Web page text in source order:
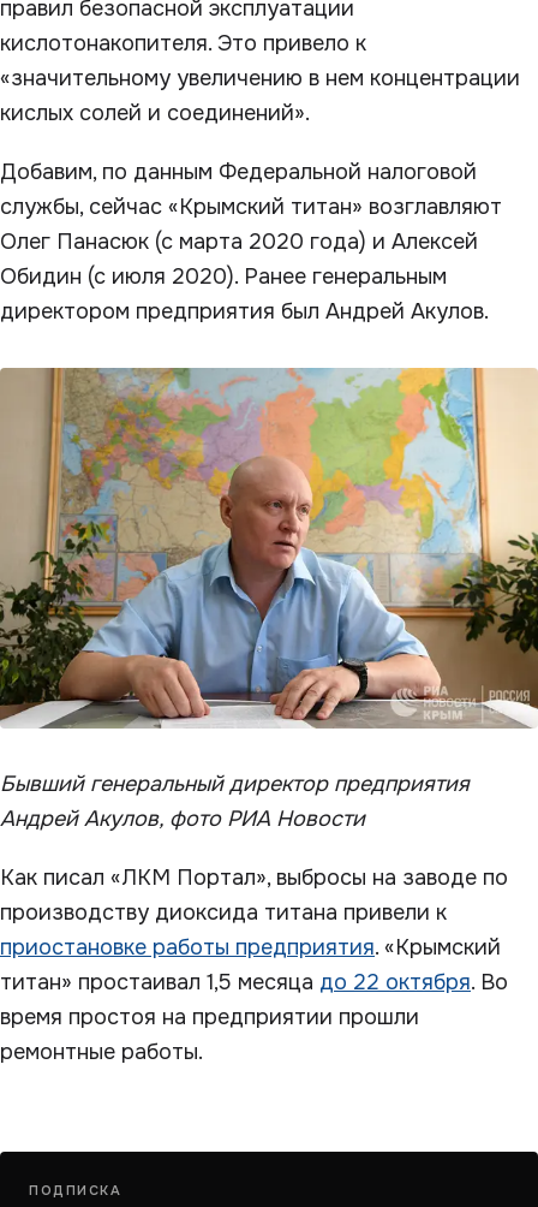
правил безопасной эксплуатации
кислотонакопителя. Это привело к
«значительному увеличению в нем концентрации
кислых солей и соединений».
Добавим, по данным Федеральной налоговой
службы, сейчас «Крымский титан» возглавляют
Олег Панасюк (с марта 2020 года) и Алексей
Обидин (с июля 2020). Ранее генеральным
директором предприятия был Андрей Акулов.
Бывший генеральный директор предприятия
Андрей Акулов, фото РИА Новости
Как писал «ЛКМ Портал», выбросы на заводе по
производству диоксида титана привели к
приостановке работы предприятия. «Крымский
титан» простаивал 1,5 месяца до 22 октября. Во
время простоя на предприятии прошли
ремонтные работы.
ПОДПИСКА